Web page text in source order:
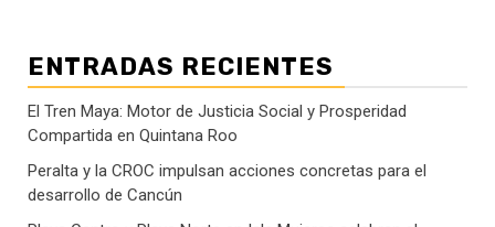
ENTRADAS RECIENTES
El Tren Maya: Motor de Justicia Social y Prosperidad
Compartida en Quintana Roo
Peralta y la CROC impulsan acciones concretas para el
desarrollo de Cancún